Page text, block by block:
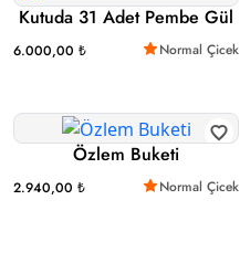
Kutuda 31 Adet Pembe Gül
6.000,00 ₺ Normal Çicek
Özlem Buketi
2.940,00 ₺ Normal Çicek